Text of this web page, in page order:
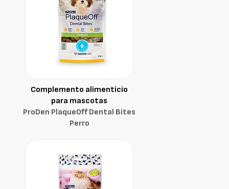
Complemento alimenticio
para mascotas
ProDen PlaqueOff Dental Bites
Perro